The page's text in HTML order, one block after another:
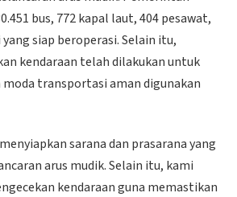
bus, 772 kapal laut, 404 pesawat,
siap beroperasi. Selain itu,
kendaraan telah dilakukan untuk
transportasi aman digunakan
sarana dan prasarana yang
arus mudik. Selain itu, kami
kendaraan guna memastikan